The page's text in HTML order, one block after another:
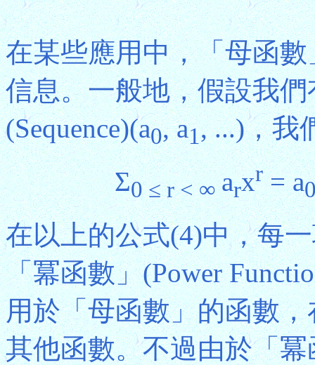
在某些應用中，「母函
信息。一般地，假設我
(Sequence)(a0, a1, ...)，我
Σ0 ≤ r < ∞arxr= a
在以上的公式(4)中，每
「冪函數」(Power
用於「母函數」的函數
其他函數。不過由於「